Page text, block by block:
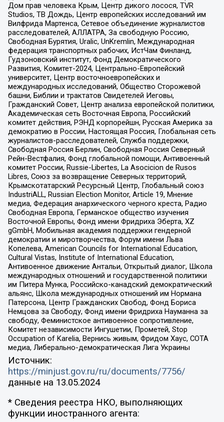
Дом прав человека Крым, Центр дикого лосося, TVR
Studios, ТВ Дождь, Центр европейских исследований им
Вилфрида Мартенса, Сетевое объединение журналистов
расследователей, АЛЛАТРА, За свободную Россию,
Свободная Бурятия, Uralic, UnKremlin, Международная
федерация транспортных рабочих, ИстЧам Финланд,
Гудзоновский институт, Фонд Демократического
Развития, Комитет-2024, Центрально-Европейский
университет, Центр восточноевропейских и
международных исследований, Общество Сторожевой
башни, Библии и трактатов Свидетелей Иеговы,
Гражданский Совет, Центр анализа европейской политики,
Академическая сеть Восточная Европа, Российский
комитет действия, РЭНД корпорейшн, Русская Америка за
демократию в России, Настоящая Россия, Глобальная сеть
журналистов-расследователей, Служба поддержки,
Свободная Россия Берлин, Свободная Россия Северный
Рейн-Вестфалия, Фонд глобальной помощи, Антивоенный
комитет России, Russie-Libertes, La Asocicion de Rusos
Libres, Союз за возвращение Северных территорий,
Крымскотатарский Ресурсный Центр, Глобальный союз
IndustriALL, Russian Election Monitor, Article 19, Мнение
медиа, Федерация анархического черного креста, Радио
Свободная Европа, Германское общество изучения
Восточной Европы, Фонд имени Фридриха Эберта, XZ
gGmbH, Мобильная академия поддержки гендерной
демократии и миротворчества, Форум имени Льва
Копелева, American Councils for International Education,
Cultural Vistas, Institute of International Education,
Антивоенное движение Антальи, Открытый диалог, Школа
международных отношений и государственной политики
им Питера Мунка, Российско-канадский демократический
альянс, Школа международных отношений им Нормана
Патерсона, Центр Гражданских Свобод, Фонд Бориса
Немцова за Свободу, Фонд имени Фридриха Науманна за
свободу, Феминистское антивоенное сопротивление,
Комитет независимости Ингушетии, Прометей, Stop
Occupation of Karelia, Вернись живым, Фридом Хаус, СОТА
медиа, Либерально-демократическая Лига Украины
Источник:
https://minjust.gov.ru/ru/documents/7756/
данные на 13.05.2024
* Сведения реестра НКО, выполняющих
функции иностранного агента: